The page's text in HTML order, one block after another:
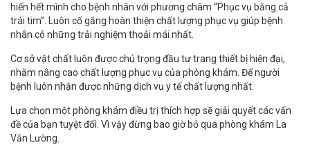
hiến hết mình cho bệnh nhân với phương châm “Phục vụ bằng cả
trái tim”. Luôn cố gắng hoàn thiện chất lượng phục vụ giúp bệnh
nhân có những trải nghiệm thoải mái nhất.
Cơ sở vật chất luôn được chú trọng đầu tư trang thiết bị hiện đại,
nhằm nâng cao chất lượng phục vụ của phòng khám. Để người
bệnh luôn nhận được những dịch vụ y tế chất lượng nhất.
Lựa chọn một phòng khám điều trị thích hợp sẽ giải quyết các vấn
đề của bạn tuyệt đối. Vì vậy đừng bao giờ bỏ qua phòng khám La
Văn Lường.